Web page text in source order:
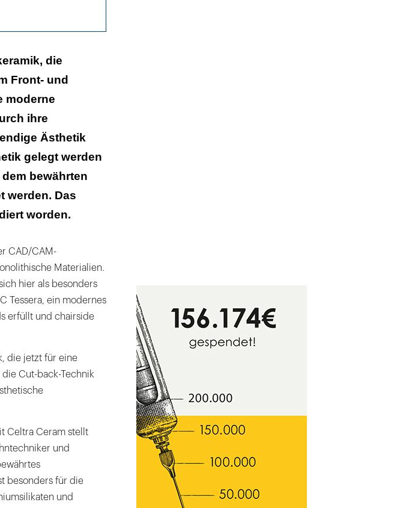
die
Front- und
moderne
ihre
Ästhetik
gelegt werden
bewährten
werden. Das
worden.
CAD/CAM-
Materialien.
hier als besonders
Tessera, ein modernes
erfüllt und chairside
die jetzt für eine
die Cut-back-Technik
Celtra Ceram stellt
und
besonders für die
und